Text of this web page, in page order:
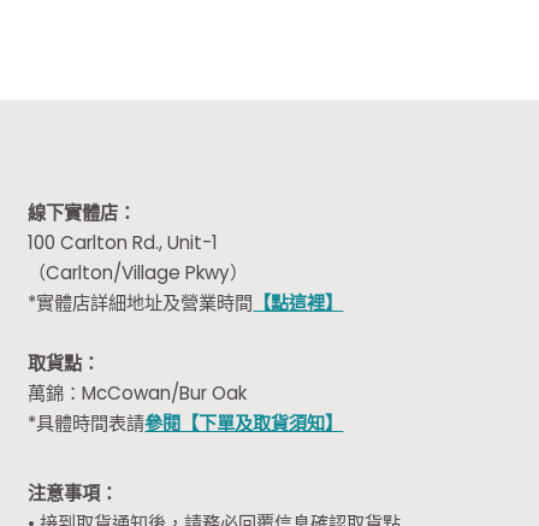
線下實體店：
100 Carlton Rd., Unit-1
（Carlton/Village Pkwy）
*實體店詳細地址及營業時間 【點這裡】
取貨點：
萬錦：McCowan/Bur Oak
*具體時間表請參閱【下單及取貨須知】
注意事項：